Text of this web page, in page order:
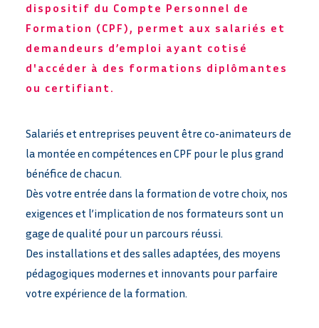
dispositif du Compte Personnel de
Formation (CPF), permet aux salariés et
demandeurs d’emploi ayant cotisé
d'accéder à des formations diplômantes
ou certifiant.
Salariés et entreprises peuvent être co-animateurs de
la montée en compétences en CPF pour le plus grand
bénéfice de chacun.
Dès votre entrée dans la formation de votre choix, nos
exigences et l’implication de nos formateurs sont un
gage de qualité pour un parcours réussi.
Des installations et des salles adaptées, des moyens
pédagogiques modernes et innovants pour parfaire
votre expérience de la formation.